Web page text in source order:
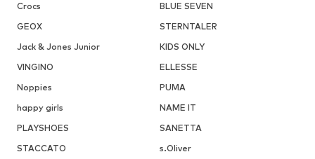
Crocs
BLUE SEVEN
GEOX
STERNTALER
Jack & Jones Junior
KIDS ONLY
VINGINO
ELLESSE
Noppies
PUMA
happy girls
NAME IT
PLAYSHOES
SANETTA
STACCATO
s.Oliver